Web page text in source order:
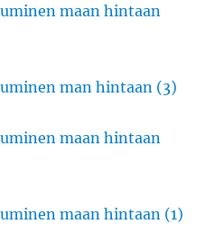
maan hintaan
man hintaan (3)
maan hintaan
maan hintaan (1)